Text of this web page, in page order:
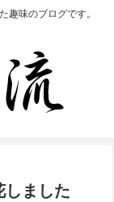
趣味のブログです。
しました